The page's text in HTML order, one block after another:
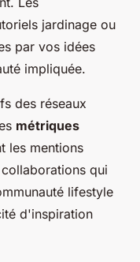
jardinage ou
par vos idées
impliquée.
des réseaux
métriques
les mentions
qui
lifestyle
d'inspiration